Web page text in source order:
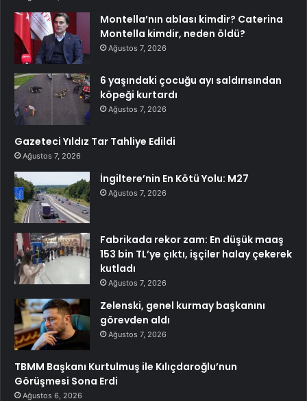
Montella’nın ablası kimdir? Caterina
Montella kimdir, neden öldü?
Ağustos 7, 2026
6 yaşındaki çocuğu ayı saldırısından
köpeği kurtardı
Ağustos 7, 2026
Gazeteci Yıldız Tar Tahliye Edildi
Ağustos 7, 2026
İngiltere’nin En Kötü Yolu: M27
Ağustos 7, 2026
Fabrikada rekor zam: En düşük maaş
153 bin TL’ye çıktı, işçiler halay çekerek
kutladı
Ağustos 7, 2026
Zelenski, genel kurmay başkanını
görevden aldı
Ağustos 7, 2026
TBMM Başkanı Kurtulmuş ile Kılıçdaroğlu’nun
Görüşmesi Sona Erdi
Ağustos 6, 2026